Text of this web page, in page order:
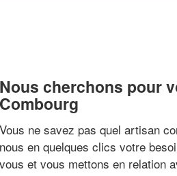
Nous cherchons pour
Combourg
Vous ne savez pas quel artisan
nous en quelques clics votre
vous et vous mettons en relation